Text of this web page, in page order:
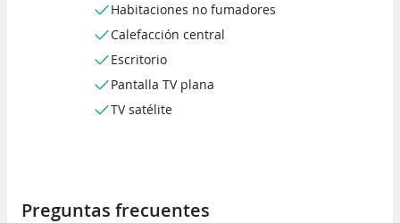
Habitaciones no fumadores
Calefacción central
Escritorio
Pantalla TV plana
TV satélite
Preguntas frecuentes